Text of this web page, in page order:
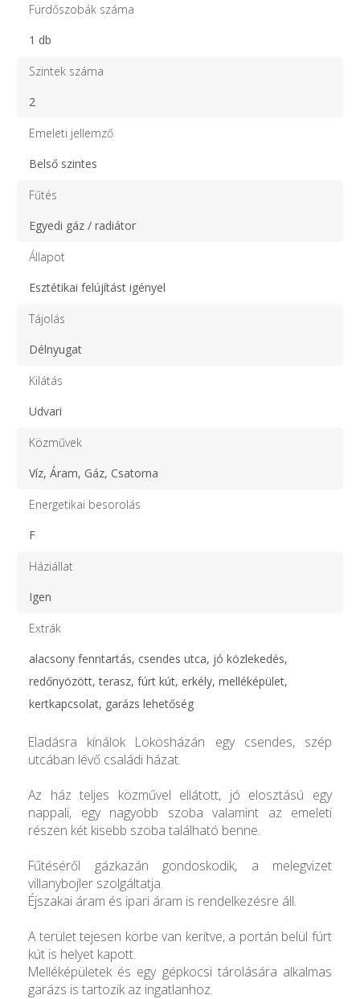
Fürdőszobák száma
1 db
Szintek száma
2
Emeleti jellemző
Belső szintes
Fűtés
Egyedi gáz / radiátor
Állapot
Esztétikai felújítást igényel
Tájolás
Délnyugat
Kilátás
Udvari
Közművek
Víz, Áram, Gáz, Csatorna
Energetikai besorolás
F
Háziállat
Igen
Extrák
alacsony fenntartás, csendes utca, jó közlekedés,
redőnyözött, terasz, fúrt kút, erkély, melléképület,
kertkapcsolat, garázs lehetőség
Eladásra kínálok Lökösházán egy csendes, szép
utcában lévő családi házat.
Az ház teljes közművel ellátott, jó elosztású egy
nappali, egy nagyobb szoba valamint az emeleti
részen két kisebb szoba található benne.
Fűtéséről gázkazán gondoskodik, a melegvizet
villanybojler szolgáltatja.
Éjszakai áram és ipari áram is rendelkezésre áll.
A terület tejesen körbe van kerítve, a portán belül fúrt
kút is helyet kapott.
Melléképületek és egy gépkocsi tárolására alkalmas
garázs is tartozik az ingatlanhoz.